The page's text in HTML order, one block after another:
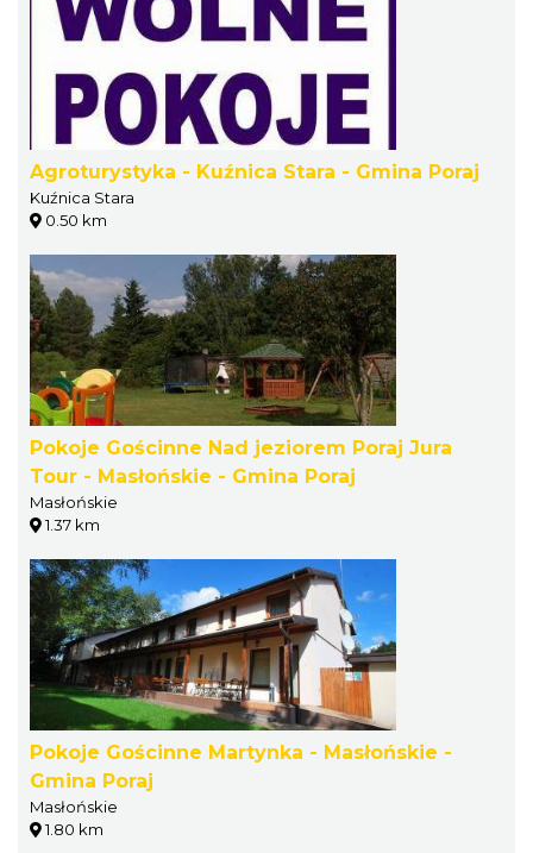
Agroturystyka - Kuźnica Stara - Gmina Poraj
Kuźnica Stara
0.50 km
Pokoje Gościnne Nad jeziorem Poraj Jura
Tour - Masłońskie - Gmina Poraj
Masłońskie
1.37 km
Pokoje Gościnne Martynka - Masłońskie -
Gmina Poraj
Masłońskie
1.80 km